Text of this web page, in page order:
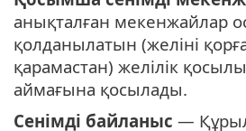
анықталған мекенжайлар
қолданылатын (желіні
қарамастан) желілік
аймағына қосылады.
Сенімді байланыс —